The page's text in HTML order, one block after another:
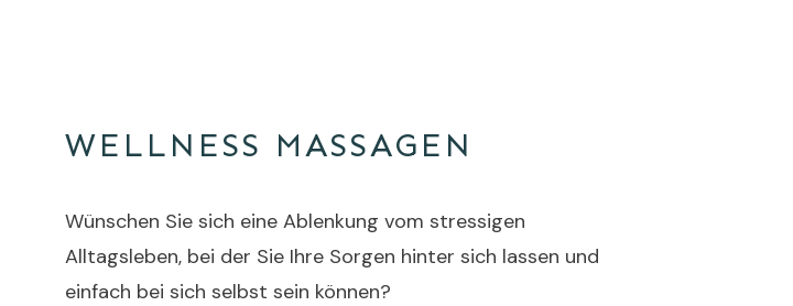
WELLNESS MASSAGEN
Wünschen Sie sich eine Ablenkung vom stressigen
Alltagsleben, bei der Sie Ihre Sorgen hinter sich lassen und
einfach bei sich selbst sein können?